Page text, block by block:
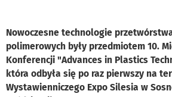
Nowoczesne technologie
polimerowych były przedmiotem 10.
Konferencji "Advances in Plastics
która odbyła się po raz pierwszy na
Wystawienniczego Expo Silesia w